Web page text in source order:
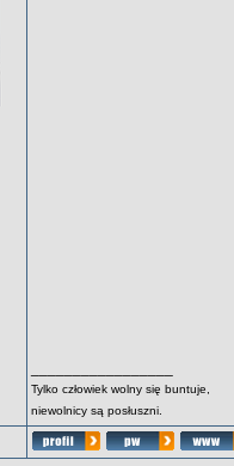
Tylko człowiek wolny się buntuje,
niewolnicy są posłuszni.